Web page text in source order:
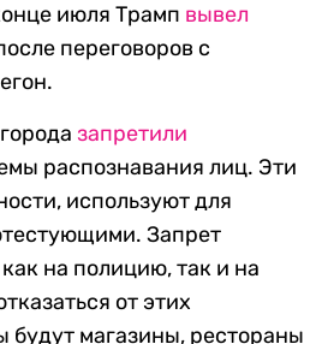
июля Трамп вывел
переговоров с
запретили
распознавания лиц. Эти
используют для
Запрет
на полицию, так и на
от этих
будут магазины, рестораны